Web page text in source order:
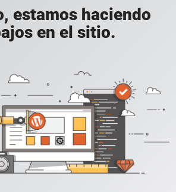
estamos haciendo
en el sitio.